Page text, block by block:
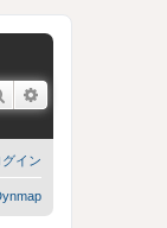
検索
グイン